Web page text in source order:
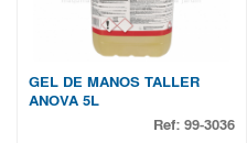
GEL DE MANOS TALLER
ANOVA 5L
Ref: 99-3036